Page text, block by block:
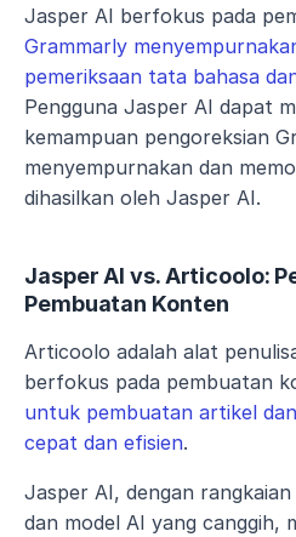
Grammarly
pemeriksaan tata bahasa
Pengguna Jasper AI dapat
kemampuan pengoreksian
menyempurnakan dan
dihasilkan oleh Jasper AI.
Jasper AI vs. Articoolo:
Pembuatan Konten
Articoolo adalah alat
berfokus pada pembuatan
untuk pembuatan artikel
cepat dan efisien.
Jasper AI, dengan
dan model AI yang canggih,